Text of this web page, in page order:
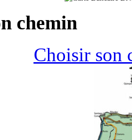
chemin
Choisir son